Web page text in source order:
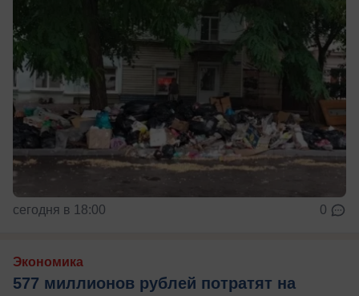
сегодня в 18:00 0
Экономика
577 миллионов рублей потратят на